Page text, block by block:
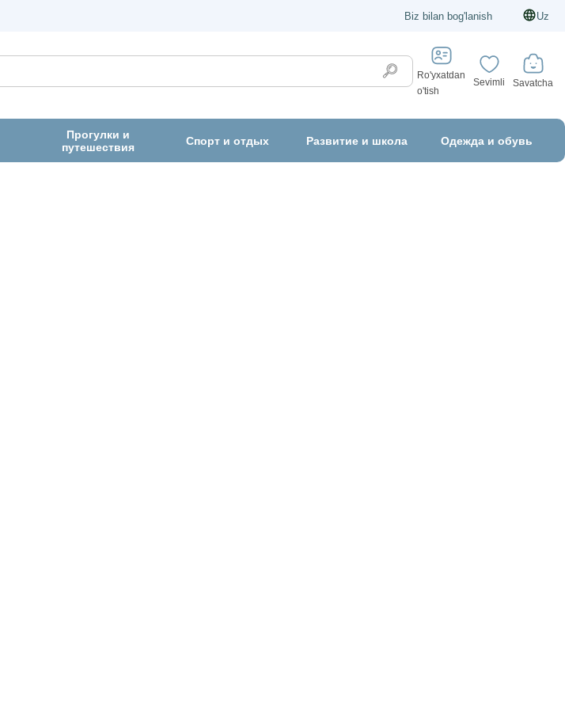
Biz bilan bog'lanish Uz
Ro'yxatdan
o'tish
Sevimli Savatcha
Прогулки и
путешествия
Спорт и отдых Развитие и школа Одежда и обувь